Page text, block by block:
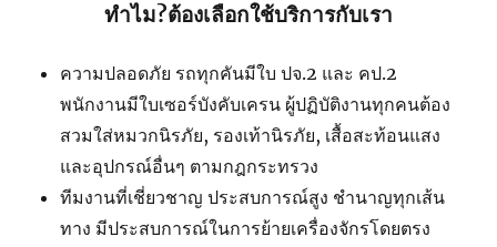
ทำไม?ต้องเลือกใช้บริการกับเรา
ความปลอดภัย รถทุกคันมีใบ ปจ.2 และ คป.2
พนักงานมีใบเซอร์บังคับเครน ผู้ปฏิบัติงานทุกคนต้อง
สวมใส่หมวกนิรภัย, รองเท้านิรภัย, เสื้อสะท้อนแสง
และอุปกรณ์อื่นๆ ตามกฎกระทรวง
ทีมงานที่เชี่ยวชาญ ประสบการณ์สูง ชำนาญทุกเส้น
ทาง มีประสบการณ์ในการย้ายเครื่องจักรโดยตรง